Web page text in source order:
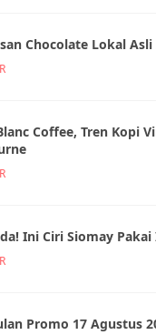
Chocolate Lokal
Coffee, Tren Kopi
Ini Ciri Siomay Pakai
Promo 17 Agustus